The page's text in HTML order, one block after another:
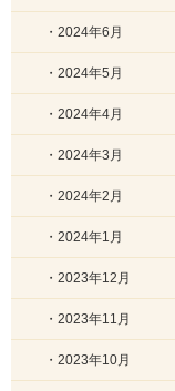
・2024年6月
・2024年5月
・2024年4月
・2024年3月
・2024年2月
・2024年1月
・2023年12月
・2023年11月
・2023年10月